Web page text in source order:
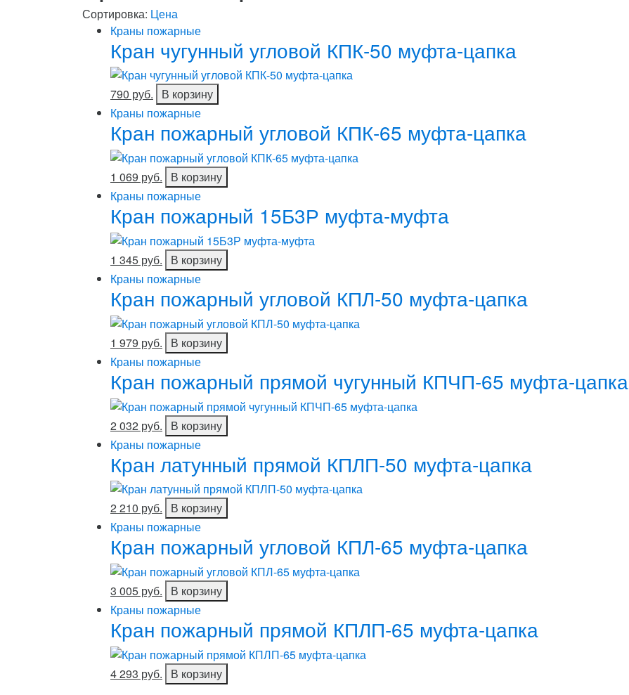
Сортировка: Цена
Краны пожарные
Кран чугунный угловой КПК-50 муфта-цапка
790 руб.
В корзину
Краны пожарные
Кран пожарный угловой КПК-65 муфта-цапка
1 069 руб.
В корзину
Краны пожарные
Кран пожарный 15Б3Р муфта-муфта
1 345 руб.
В корзину
Краны пожарные
Кран пожарный угловой КПЛ-50 муфта-цапка
1 979 руб.
В корзину
Краны пожарные
Кран пожарный прямой чугунный КПЧП-65 муфта-цапка
2 032 руб.
В корзину
Краны пожарные
Кран латунный прямой КПЛП-50 муфта-цапка
2 210 руб.
В корзину
Краны пожарные
Кран пожарный угловой КПЛ-65 муфта-цапка
3 005 руб.
В корзину
Краны пожарные
Кран пожарный прямой КПЛП-65 муфта-цапка
4 293 руб.
В корзину